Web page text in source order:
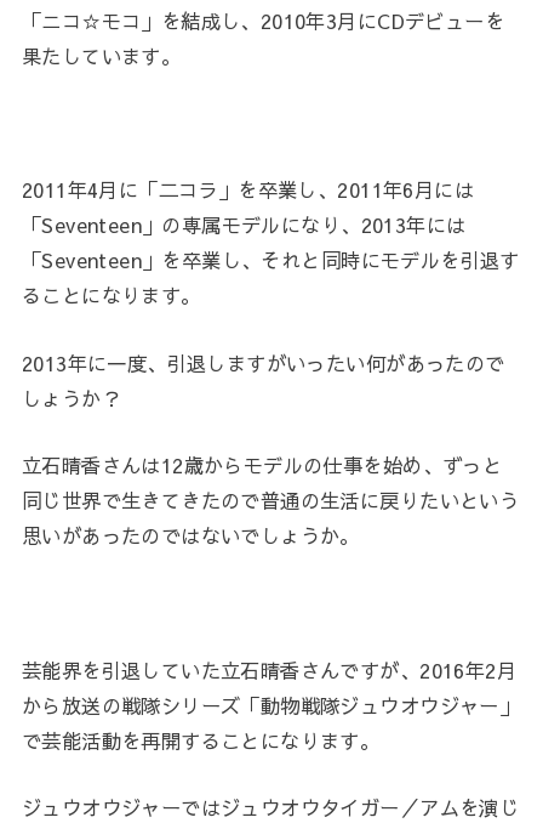
「ニコ☆モコ」を結成し、2010年3月にCDデビューを
果たしています。
2011年4月に「二コラ」を卒業し、2011年6月には
「Seventeen」の専属モデルになり、2013年には
「Seventeen」を卒業し、それと同時にモデルを引退す
ることになります。
2013年に一度、引退しますがいったい何があったので
しょうか？
立石晴香さんは12歳からモデルの仕事を始め、ずっと
同じ世界で生きてきたので普通の生活に戻りたいという
思いがあったのではないでしょうか。
芸能界を引退していた立石晴香さんですが、2016年2月
から放送の戦隊シリーズ「動物戦隊ジュウオウジャー」
で芸能活動を再開することになります。
ジュウオウジャーではジュウオウタイガー／アムを演じ